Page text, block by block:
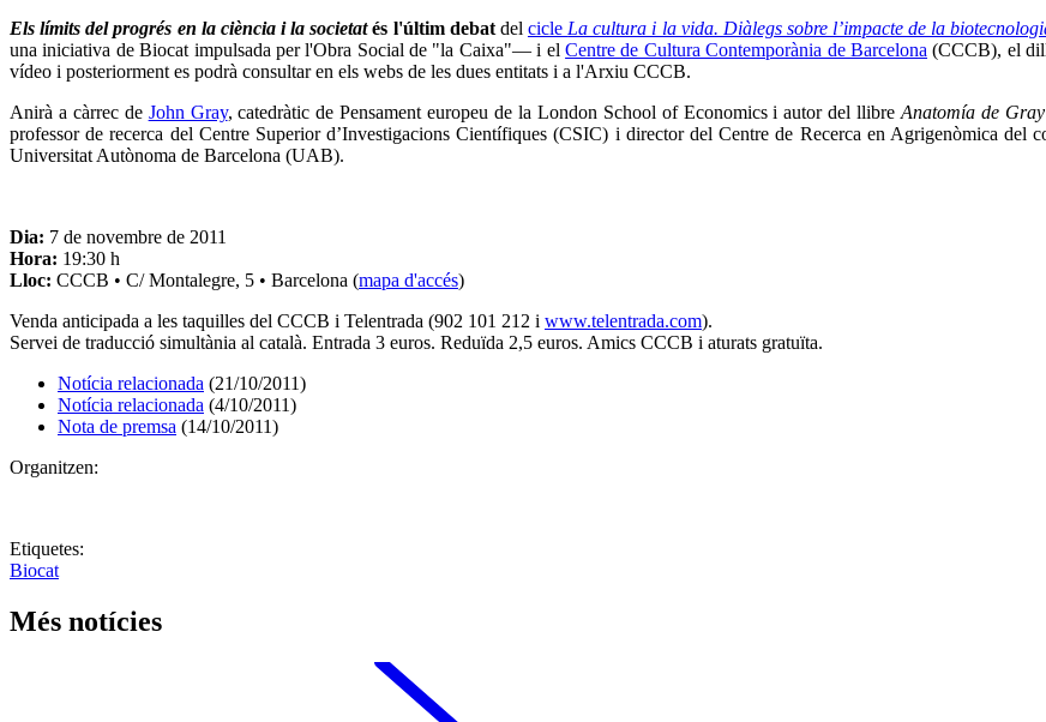
Els límits del progrés en la ciència i la societatés l'últim debatdel cicleLa cultura i la vida. Diàlegs sobre l’impacte de la
una iniciativa de Biocat impulsada per l'Obra Social de "la Caixa"— i elCentre de Cultura Contemporània de Barcelona (CCCB), el
vídeo i posteriorment es podrà consultar en els webs de les dues entitats i a l'Arxiu CCCB.
Anirà a càrrec de John Gray, catedràtic de Pensament europeu de la London School of Economics i autor del llibreAnatomía de Gray
professor de recerca del Centre Superior d’Investigacions Científiques (CSIC) i director del Centre de Recerca en Agrigenòmica
Universitat Autònoma de Barcelona (UAB).
Dia: 7 de novembre de 2011
Hora: 19:30 h
Lloc: CCCB • C/ Montalegre, 5 • Barcelona (mapa d'accés)
Venda anticipada a les taquilles del CCCB i Telentrada (902 101 212 i www.telentrada.com).
Servei de traducció simultània al català. Entrada 3 euros. Reduïda 2,5 euros. Amics CCCB i aturats gratuïta.
Notícia relacionada (21/10/2011)
Notícia relacionada (4/10/2011)
Nota de premsa (14/10/2011)
Organitzen:
Etiquetes:
Biocat
Més notícies